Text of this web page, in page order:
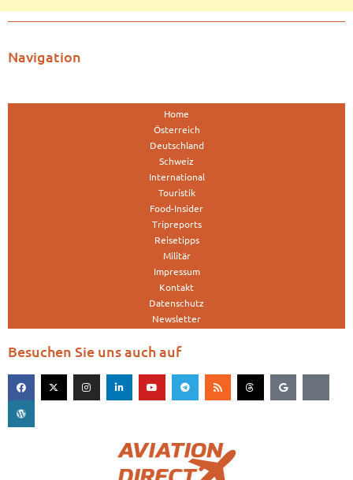
Navigation
Home
Österreich
Deutschland
Schweiz
International
Touristik
Food-Insider
Tripreports
Reisetipps
Militär
Impressum
Kontakt
Datenschutz
Newsletter
Besuchen Sie uns auch auf